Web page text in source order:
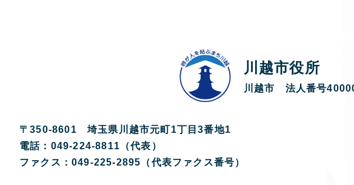
川越市役所
川越市 法人番号
〒350-8601 埼玉県川越市元町1丁目3番地1
電話：049-224-8811（代表）
ファクス：049-225-2895（代表ファクス番号）